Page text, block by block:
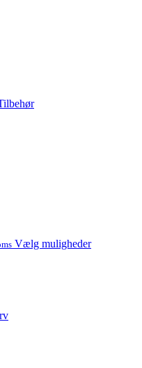
Vælg mulighederDette